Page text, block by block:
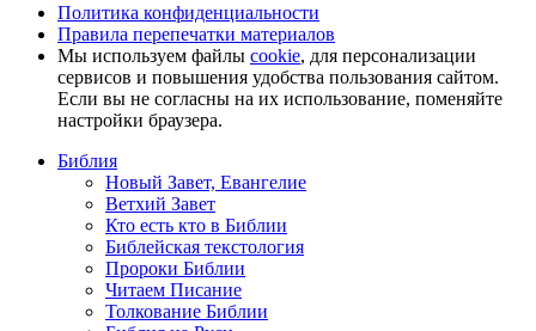
Политика конфиденциальности
Правила перепечатки материалов
Мы используем файлы cookie, для персонализации
сервисов и повышения удобства пользования сайтом.
Если вы не согласны на их использование, поменяйте
настройки браузера.
Библия
Новый Завет, Евангелие
Ветхий Завет
Кто есть кто в Библии
Библейская текстология
Пророки Библии
Читаем Писание
Толкование Библии